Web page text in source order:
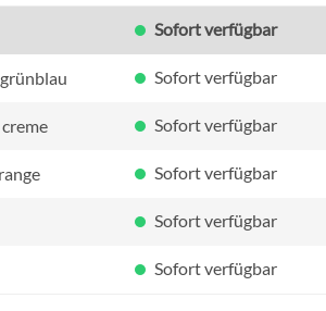
Sofort verfügbar
Sofort verfügbar
Sofort verfügbar
Sofort verfügbar
Sofort verfügbar
Sofort verfügbar